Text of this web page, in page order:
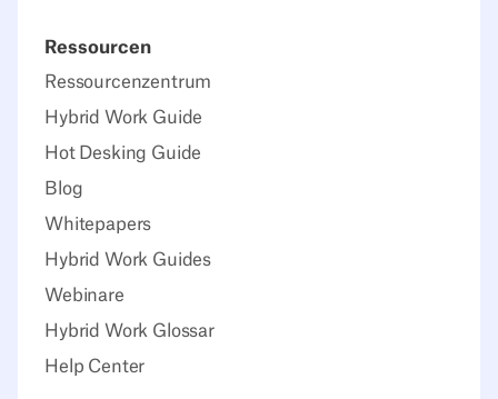
Ressourcen
Ressourcenzentrum
Hybrid Work Guide
Hot Desking Guide
Blog
Whitepapers
Hybrid Work Guides
Webinare
Hybrid Work Glossar
Help Center